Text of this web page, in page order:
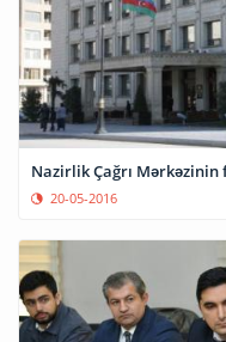
Nazirlik Çağrı
20-05-2016